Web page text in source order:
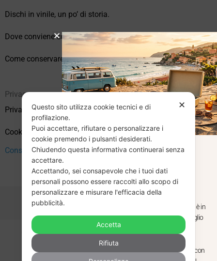
Dischi in vinile, un po’ di storia.
Dove conviene comprare vinili online?
Come conservare correttamente i vinili usati
Privacy
Privacy Policy
Cookie Policy (UE)
Consenso
Copyright © 2026 Vendita Vinili Usati | P.IVA 12240940960
NextWebStudio
✕
Questo sito utilizza cookie tecnici e di
profilazione.
Puoi accettare, rifiutare o personalizzare i
cookie premendo i pulsanti desiderati.
Chiudendo questa informativa continuerai senza
accettare.
Accettando, sei consapevole che i tuoi dati
personali possono essere raccolti allo scopo di
personalizzare e misurare l'efficacia della
pubblicità.
Accetta
Rifiuta
CHIUSURA
ESTIVA
Dal 29 luglio al 31 agosto venditaviniliusati.it è in
pausa estiva. Gli ordini ricevuti entro il 29 luglio
saranno spediti regolarmente.
Torniamo il 1 settembre, pronti a riprendere con